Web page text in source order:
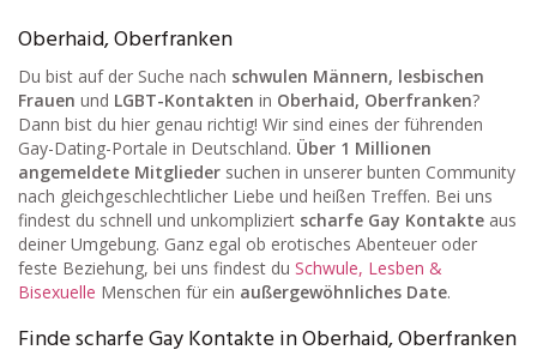
Oberhaid, Oberfranken
Du bist auf der Suche nach schwulen Männern, lesbischen
Frauen und LGBT-Kontakten in Oberhaid, Oberfranken?
Dann bist du hier genau richtig! Wir sind eines der führenden
Gay-Dating-Portale in Deutschland. Über 1 Millionen
angemeldete Mitglieder suchen in unserer bunten Community
nach gleichgeschlechtlicher Liebe und heißen Treffen. Bei uns
findest du schnell und unkompliziert scharfe Gay Kontakte aus
deiner Umgebung. Ganz egal ob erotisches Abenteuer oder
feste Beziehung, bei uns findest du Schwule, Lesben &
Bisexuelle Menschen für ein außergewöhnliches Date.
Finde scharfe Gay Kontakte in Oberhaid, Oberfranken